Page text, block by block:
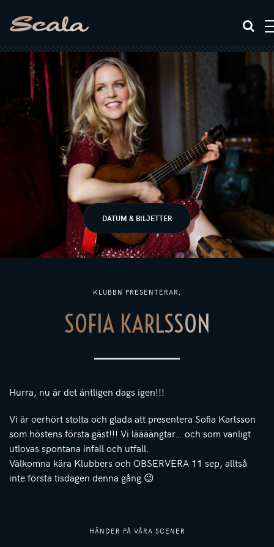
DATUM & BILJETTER
HÄNDER PÅ VÅRA SCENER
KLUBBN PRESENTERAR;
SOFIA KARLSSON
Hurra, nu är det äntligen dags igen!!!
Vi är oerhört stolta och glada att presentera Sofia Karlsson
som höstens första gäst!!! Vi läääängtar… och som vanligt
utlovas spontana infall och utfall.
Välkomna kära Klubbers och OBSERVERA 11 sep, alltså
inte första tisdagen denna gång 😉